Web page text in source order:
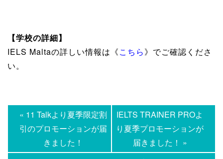
【学校の詳細】
IELS Maltaの詳しい情報は《こちら》でご確認くださ
い。
« 11 Talkより夏季限定割
引のプロモーションが届
きました！
IELTS TRAINER PROよ
り夏季プロモーションが
届きました！ »